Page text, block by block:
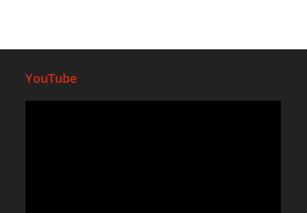
YouTube